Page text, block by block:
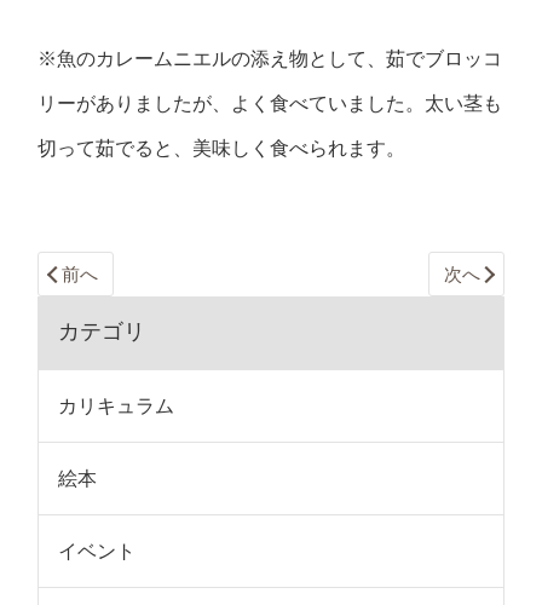
※魚のカレームニエルの添え物として、茹でブロッコ
リーがありましたが、よく食べていました。太い茎も
切って茹でると、美味しく食べられます。
前へ 次へ
カテゴリ
カリキュラム
絵本
イベント